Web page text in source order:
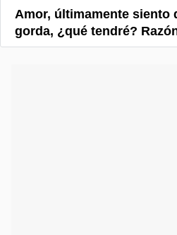
Amor, últimamente siento
gorda, ¿qué tendré?